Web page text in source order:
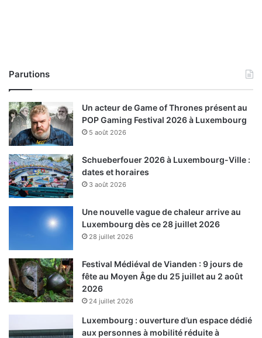
Parutions
Un acteur de Game of Thrones présent au
POP Gaming Festival 2026 à Luxembourg
5 août 2026
Schueberfouer 2026 à Luxembourg-Ville :
dates et horaires
3 août 2026
Une nouvelle vague de chaleur arrive au
Luxembourg dès ce 28 juillet 2026
28 juillet 2026
Festival Médiéval de Vianden : 9 jours de
fête au Moyen Âge du 25 juillet au 2 août
2026
24 juillet 2026
Luxembourg : ouverture d’un espace dédié
aux personnes à mobilité réduite à